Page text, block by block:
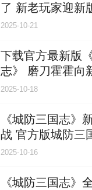
了 新老玩家迎新
重礼遇
2025-10-21
下载官方最新版
志》 磨刀霍霍向
2025-10-18
《城防三国志》
战 官方版城防三
并送上
2025-10-16
《城防三国志》